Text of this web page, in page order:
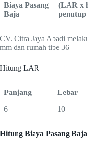
Biaya Pasang
Baja
(LAR x
penutup
CV. Citra Jaya Abadi
mm dan rumah tipe 36.
Hitung LAR
Panjang Lebar
6
10
Hitung Biaya Pasang